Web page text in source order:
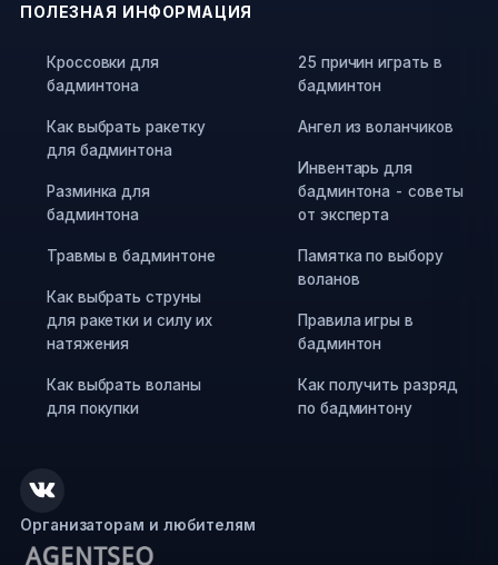
ПОЛЕЗНАЯ ИНФОРМАЦИЯ
Кроссовки для
бадминтона
Как выбрать ракетку
для бадминтона
Разминка для
бадминтона
Травмы в бадминтоне
Как выбрать струны
для ракетки и силу их
натяжения
Как выбрать воланы
для покупки
25 причин играть в
бадминтон
Ангел из воланчиков
Инвентарь для
бадминтона - советы
от эксперта
Памятка по выбору
воланов
Правила игры в
бадминтон
Как получить разряд
по бадминтону
Организаторам и любителям